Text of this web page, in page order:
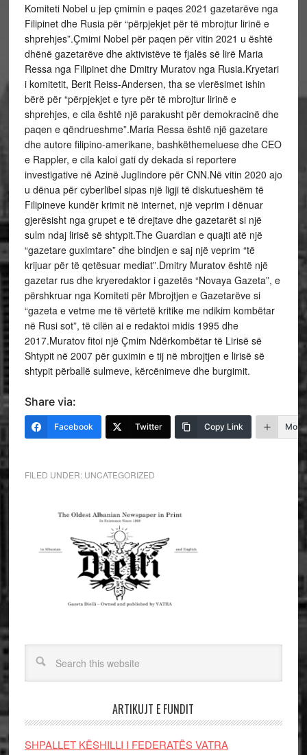
Komiteti Nobel u jep çmimin e paqes 2021 gazetarëve nga
Filipinet dhe Rusia për “përpjekjet për të mbrojtur lirinë e
shprehjes”.Çmimi Nobel për paqen për vitin 2021 u është
dhënë gazetarëve dhe aktivistëve të fjalës së lirë Maria
Ressa nga Filipinet dhe Dmitry Muratov nga Rusia.Kryetari
i komitetit, Berit Reiss-Andersen, tha se vlerësimet ishin
bërë për “përpjekjet e tyre për të mbrojtur lirinë e
shprehjes, e cila është një parakusht për demokracinë dhe
paqen e qëndrueshme”.Maria Ressa është një gazetare
dhe autore filipino-amerikane, bashkëthemeluese dhe CEO
e Rappler, e cila kaloi gati dy dekada si reportere
investigative në Azinë Juglindore për CNN.Në vitin 2020 ajo
u dënua për cyberlibel sipas një ligji të diskutueshëm të
Filipineve kundër krimit në internet, një veprim i dënuar
gjerësisht nga grupet e të drejtave dhe gazetarët si një
sulm ndaj lirisë së shtypit.The Guardian e quajti atë një
“gazetare guximtare” dhe bindjen e saj një veprim “të
krijuar për të qetësuar mediat”.Dmitry Muratov është një
gazetar rus dhe kryeredaktor i gazetës “Novaya Gazeta”, e
përshkruar nga Komiteti për Mbrojtjen e Gazetarëve si
“gazeta e vetme me të vërtetë kritike me ndikim kombëtar
në Rusi sot”, të cilën ai e redaktoi midis 1995 dhe
2017.Muratov fitoi një Çmim Ndërkombëtar të Lirisë së
Shtypit në 2007 për guximin e tij në mbrojtjen e lirisë së
shtypit përballë sulmeve, kërcënimeve dhe burgimit.
Share via:
Facebook Twitter Copy Link More
FILED UNDER: UNCATEGORIZED
ARTIKUJT E FUNDIT
SHPALLET KËSHILLI I FEDERATËS VATRA